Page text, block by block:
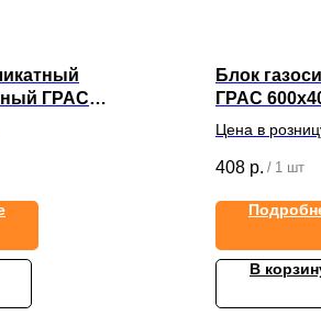
ГРАС
Блок
ГРАС
Цена в
408 р. / 1 шт
В